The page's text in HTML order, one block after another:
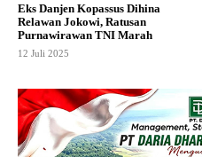
Eks Danjen Kopassus Dihina
Relawan Jokowi, Ratusan
Purnawirawan TNI Marah
12 Juli 2025